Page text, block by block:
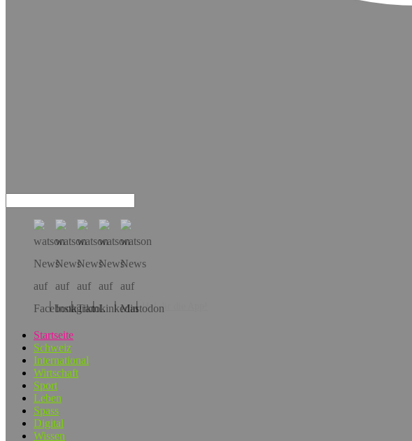
Hol dir die App!
Startseite
Schweiz
International
Wirtschaft
Sport
Leben
Spass
Digital
Wissen